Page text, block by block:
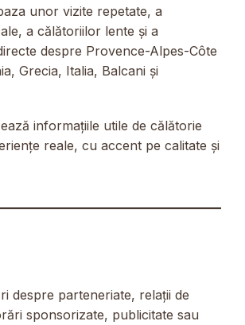
unor vizite repetate, a
a călătoriilor lente și a
despre Provence-Alpes-Côte
Grecia, Italia, Balcani și
informațiile utile de călătorie
reale, cu accent pe calitate și
despre parteneriate, relații de
sponsorizate, publicitate sau